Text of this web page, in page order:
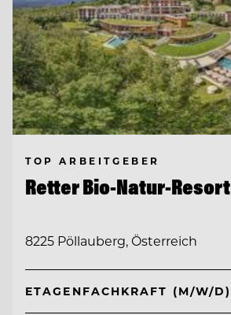
TOP ARBEITGEBER
Retter Bio-Natur-Resort
8225 Pöllauberg, Österreich
ETAGENFACHKRAFT (M/W/D)